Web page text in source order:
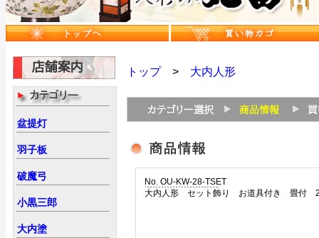
盆提灯
羽子板
破魔弓
小黒三郎
大内塗
トップ> 大内人形
No. OU-KW-28-TSET
大内人形 セット飾り お道具付き 畳付